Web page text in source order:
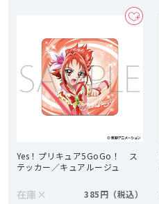
Yes！プリキュア5GoGo！ ス
テッカー／キュアルージュ
在庫 × 385円